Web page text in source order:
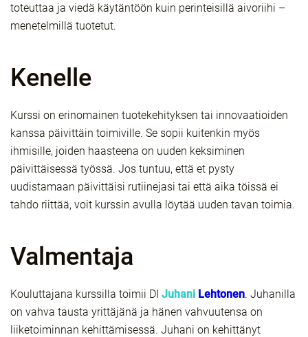
toteuttaa ja viedä käytäntöön kuin perinteisillä aivoriihi –
menetelmillä tuotetut.
Kenelle
Kurssi on erinomainen tuotekehityksen tai innovaatioiden
kanssa päivittäin toimiville. Se sopii kuitenkin myös
ihmisille, joiden haasteena on uuden keksiminen
päivittäisessä työssä. Jos tuntuu, että et pysty
uudistamaan päivittäisi rutiinejasi tai että aika töissä ei
tahdo riittää, voit kurssin avulla löytää uuden tavan toimia.
Valmentaja
Kouluttajana kurssilla toimii DI Juhani Lehtonen. Juhanilla
on vahva tausta yrittäjänä ja hänen vahvuutensa on
liiketoiminnan kehittämisessä. Juhani on kehittänyt